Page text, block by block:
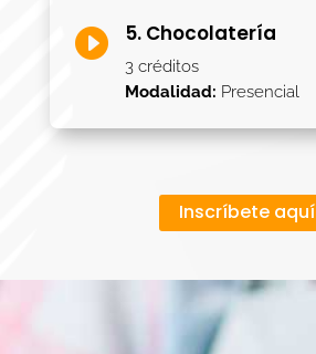
 5. Chocolatería
3 créditos
Modalidad: Presencial
Inscríbete aquí